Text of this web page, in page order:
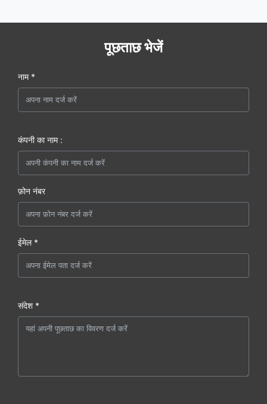
पूछताछ भेजें
नाम *
कंपनी का नाम :
फ़ोन नंबर
ईमेल *
संदेश *